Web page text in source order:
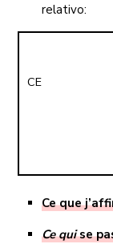
relativo:
CE
Ce que
Ce quise